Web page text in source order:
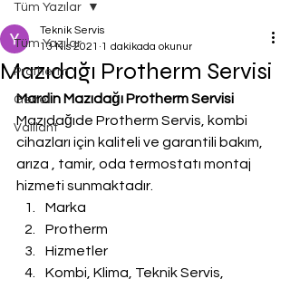
Tüm Yazılar
Protherm
Genel
Vaillant
Tüm Yazılar
Mazıdağı Protherm Servisi
Teknik Servis
13 Nis 2021 1 dakikada okunur
Mardin Mazıdağı Protherm Servisi
Mazıdağıde Protherm Servis, kombi
cihazları için kaliteli ve garantili bakım,
arıza , tamir, oda termostatı montaj
hizmeti sunmaktadır.
Marka
Protherm
Hizmetler
Kombi, Klima, Teknik Servis,